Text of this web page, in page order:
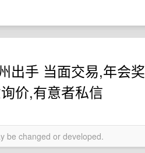
出手 当面交易,年会奖
价,有意者私信
be changed or developed.